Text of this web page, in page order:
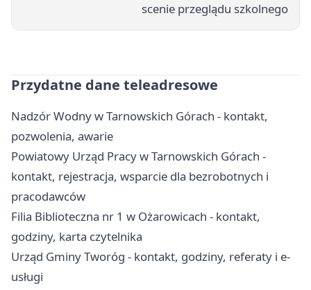
scenie przeglądu szkolnego
Przydatne dane teleadresowe
Nadzór Wodny w Tarnowskich Górach - kontakt,
pozwolenia, awarie
Powiatowy Urząd Pracy w Tarnowskich Górach -
kontakt, rejestracja, wsparcie dla bezrobotnych i
pracodawców
Filia Biblioteczna nr 1 w Ożarowicach - kontakt,
godziny, karta czytelnika
Urząd Gminy Tworóg - kontakt, godziny, referaty i e-
usługi